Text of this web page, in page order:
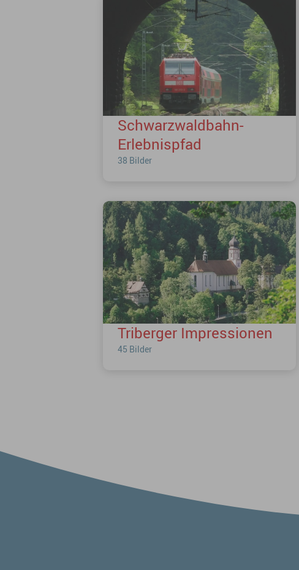
Schwarzwaldbahn-
Erlebnispfad
38 Bilder
Triberger Impressionen
45 Bilder